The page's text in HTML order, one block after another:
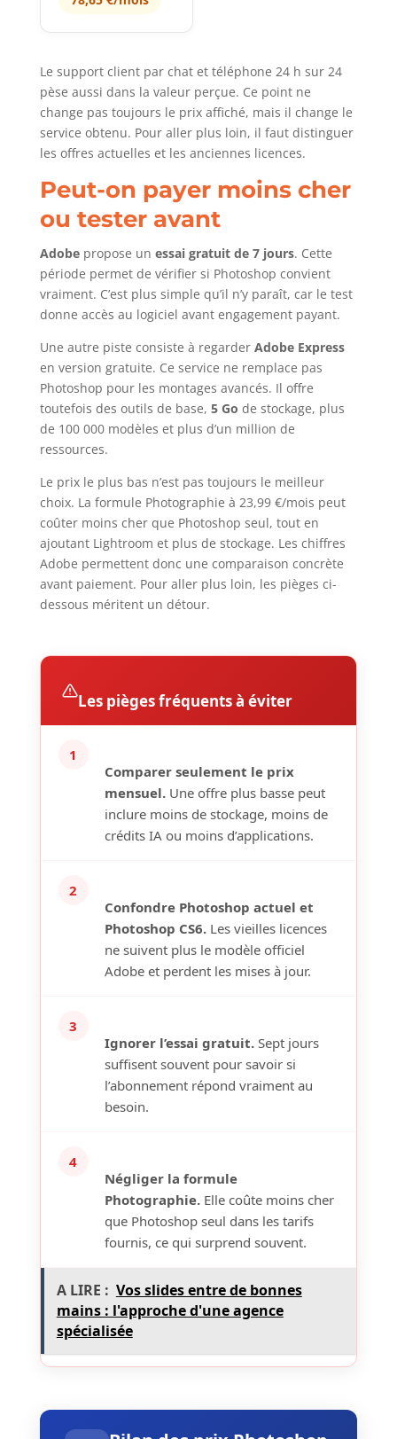
Le support client par chat et téléphone 24 h sur 24
pèse aussi dans la valeur perçue. Ce point ne
change pas toujours le prix affiché, mais il change le
service obtenu. Pour aller plus loin, il faut distinguer
les offres actuelles et les anciennes licences.
Peut-on payer moins cher
ou tester avant
Adobepropose un essai gratuit de 7 jours. Cette
période permet de vérifier si Photoshop convient
vraiment. C’est plus simple qu’il n’y paraît, car le test
donne accès au logiciel avant engagement payant.
Une autre piste consiste à regarder Adobe Express
en version gratuite. Ce service ne remplace pas
Photoshop pour les montages avancés. Il offre
toutefois des outils de base, 5 Go de stockage, plus
de 100 000 modèles et plus d’un million de
ressources.
Le prix le plus bas n’est pas toujours le meilleur
choix. La formule Photographie à 23,99 €/mois peut
coûter moins cher que Photoshop seul, tout en
ajoutant Lightroom et plus de stockage. Les chiffres
Adobe permettent donc une comparaison concrète
avant paiement. Pour aller plus loin, les pièges ci-
dessous méritent un détour.
Les pièges fréquents à éviter
1
Comparer seulement le prix
mensuel.Une offre plus basse peut
inclure moins de stockage, moins de
crédits IA ou moins d’applications.
2
Confondre Photoshop actuel et
Photoshop CS6.Les vieilles licences
ne suivent plus le modèle officiel
Adobe et perdent les mises à jour.
3
Ignorer l’essai gratuit.Sept jours
suffisent souvent pour savoir si
l’abonnement répond vraiment au
besoin.
4
Négliger la formule
Photographie.Elle coûte moins cher
que Photoshop seul dans les tarifs
fournis, ce qui surprend souvent.
A LIRE : Vos slides entre de bonnes
mains : l'approche d'une agence
spécialisée